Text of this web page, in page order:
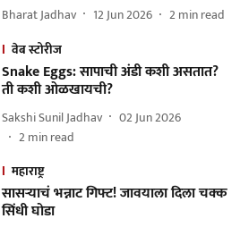
Bharat Jadhav 12 Jun 2026 2min read
वेब स्टोरीज
Snake Eggs: सापाची अंडी कशी असतात?
ती कशी ओळखायची?
Sakshi Sunil Jadhav
02 Jun 2026
2min read
महाराष्ट्र
सासऱ्याचं भन्नाट गिफ्ट! जावयाला दिला चक्क
सिंधी घोडा